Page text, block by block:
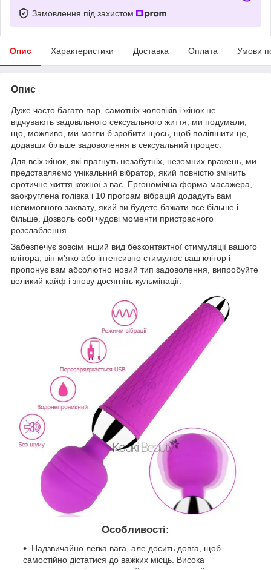
Замовлення під захистом
Опис Характеристики Доставка Оплата Умови
Опис
Дуже часто багато пар, самотніх чоловіків і жінок не
відчувають задовільного сексуального життя, ми подумали,
що, можливо, ми могли б зробити щось, щоб поліпшити це,
додавши більше задоволення в сексуальний процес.
Для всіх жінок, які прагнуть незабутніх, неземних вражень, ми
представляємо унікальний вібратор, який повністю змінить
еротичне життя кожної з вас. Ергономічна форма масажера,
заокруглена голівка і 10 програм вібрацій додадуть вам
невимовного захвату, який ви будете бажати все більше і
більше. Дозволь собі чудові моменти пристрасного
розслаблення.
Забезпечує зовсім інший вид безконтактної стимуляції вашого
клітора, він м'яко або інтенсивно стимулює ваш клітор і
пропонує вам абсолютно новий тип задоволення, випробуйте
великий кайф і знову досягніть кульмінації.
Особливості:
Надзвичайно легка вага, але досить довга, щоб
самостійно дістатися до важких місць. Висока